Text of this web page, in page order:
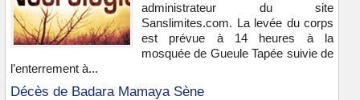
administrateur du site
Sanslimites.com. La levée du corps
est prévue à 14 heures à la
mosquée de Gueule Tapée suivie de
l’enterrement à...
Décès de Badara Mamaya Sène